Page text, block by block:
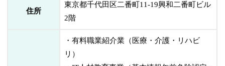
住所
東京都千代田区二番町11-19興和二番町ビル
2階
・有料職業紹介業（医療・介護・リハビ
リ）